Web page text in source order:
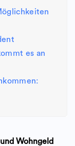
es an
Wohngeld